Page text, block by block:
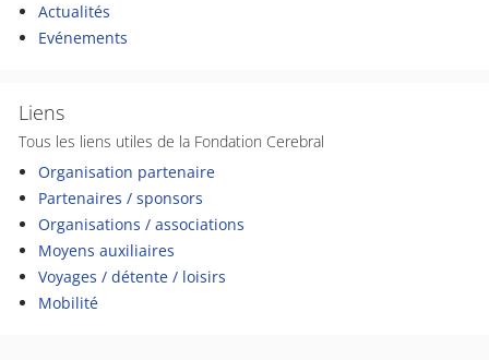
Actualités
Evénements
Liens
Tous les liens utiles de la Fondation Cerebral
Organisation partenaire
Partenaires / sponsors
Organisations / associations
Moyens auxiliaires
Voyages / détente / loisirs
Mobilité